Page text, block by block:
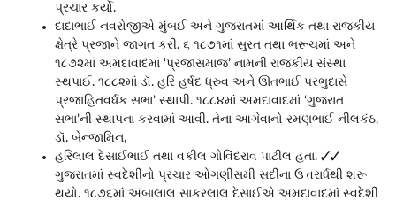
પ્રચાર કર્યો.
દાદાભાઈ નવરોજીએ મુંબઈ અને ગુજરાતમાં આર્થિક તથા રાજકીય
ક્ષેત્રે પ્રજાને જાગત કરી. ૬ ૧૮૭૧માં સુરત તથા ભરૂચમાં અને
૧૮૭૨માં અમદાવાદમાં ‘પ્રજાસમાજ’ નામની રાજકીય સંસ્થા
સ્થપાઈ. ૧૮૮૨માં ડૉ. હરિ હર્ષદ ધ્રુવ અને ઊતભાઈ પરભુદાસે
પ્રજાહિતવર્ધક સભા’ સ્થાપી. ૧૮૮૪માં અમદાવાદમાં ‘ગુજરાત
સભા’ની સ્થાપના કરવામાં આવી. તેના આગેવાનો રમણભાઈ નીલકંઠ,
ડૉ. બેન્જામિન,
હરિલાલ દેસાઈભાઈ તથા વકીલ ગોવિંદરાવ પાટીલ હતા. ✓✓
ગુજરાતમાં સ્વદેશીનો પ્રચાર ઓગણીસમી સદીના ઉત્તરાર્ધથી શરૂ
થયો. ૧૮૭૬માં અંબાલાલ સાકરલાલ દેસાઈએ અમદાવાદમાં સ્વદેશી